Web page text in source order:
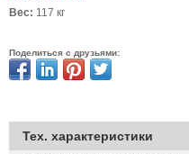
Вес: 117 кг
Поделиться с друзьями:
Тех. характеристики